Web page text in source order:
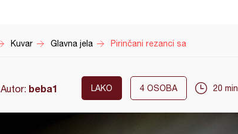
Kuvar Glavna jela Pirinčani rezanci sa
Autor: beba1 LAKO 4 OSOBA 20 min